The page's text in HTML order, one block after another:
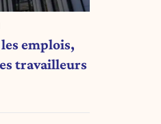
emplois,
travailleurs